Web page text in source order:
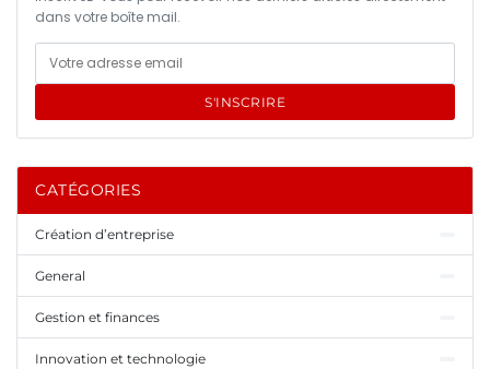
dans votre boîte mail.
S'INSCRIRE
CATÉGORIES
Création d’entreprise
General
Gestion et finances
Innovation et technologie